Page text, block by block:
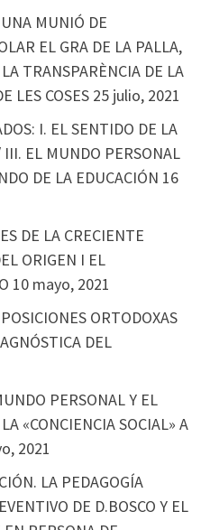
MUNIÓ DE
EL GRA DE LA PALLA,
TRANSPARÈNCIA DE LA
LES COSES 25 julio, 2021
I. EL SENTIDO DE LA
EL MUNDO PERSONAL
DE LA EDUCACIÓN 16
DE LA CRECIENTE
ORIGEN I EL
10 mayo, 2021
ORTODOXAS
DEL
PERSONAL Y EL
«CONCIENCIA SOCIAL» A
2021
LA PEDAGOGÍA
DE D.BOSCO Y EL